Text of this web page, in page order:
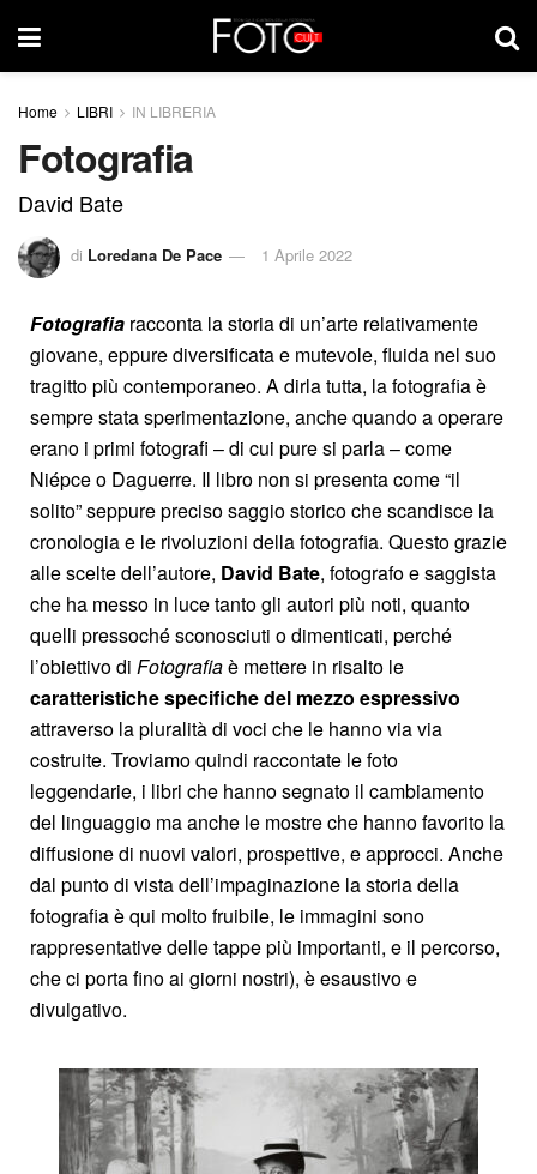
Home LIBRI IN LIBRERIA
Fotografia
David Bate
di Loredana De Pace 1 Aprile 2022
Fotografia racconta la storia di un’arte relativamente
giovane, eppure diversificata e mutevole, fluida nel suo
tragitto più contemporaneo. A dirla tutta, la fotografia è
sempre stata sperimentazione, anche quando a operare
erano i primi fotografi – di cui pure si parla – come
Niépce o Daguerre. Il libro non si presenta come “il
solito” seppure preciso saggio storico che scandisce la
cronologia e le rivoluzioni della fotografia. Questo grazie
alle scelte dell’autore, David Bate, fotografo e saggista
che ha messo in luce tanto gli autori più noti, quanto
quelli pressoché sconosciuti o dimenticati, perché
l’obiettivo di Fotografiaè mettere in risalto le
caratteristiche specifiche del mezzo espressivo
attraverso la pluralità di voci che le hanno via via
costruite. Troviamo quindi raccontate le foto
leggendarie, i libri che hanno segnato il cambiamento
del linguaggio ma anche le mostre che hanno favorito la
diffusione di nuovi valori, prospettive, e approcci. Anche
dal punto di vista dell’impaginazione la storia della
fotografia è qui molto fruibile, le immagini sono
rappresentative delle tappe più importanti, e il percorso,
che ci porta fino ai giorni nostri), è esaustivo e
divulgativo.